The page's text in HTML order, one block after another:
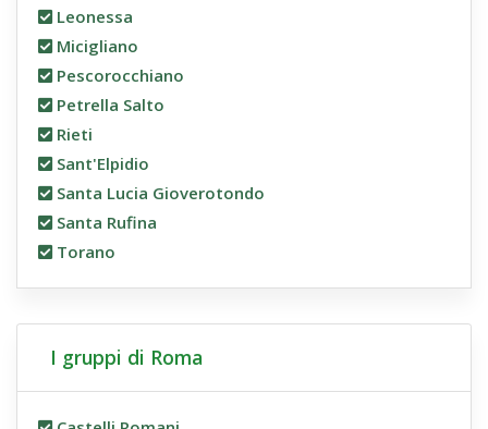
Leonessa
Micigliano
Pescorocchiano
Petrella Salto
Rieti
Sant'Elpidio
Santa Lucia Gioverotondo
Santa Rufina
Torano
I gruppi di Roma